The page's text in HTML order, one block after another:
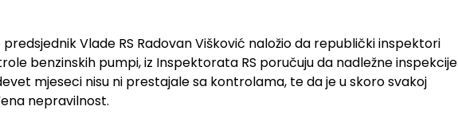
predsjednik Vlade RS Radovan Višković naložio da republički inspektori
benzinskih pumpi, iz Inspektorata RS poručuju da nadležne inspekcije
mjeseci nisu ni prestajale sa kontrolama, te da je u skoro svakoj
nepravilnost.